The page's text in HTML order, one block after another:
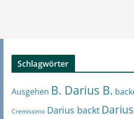
Schlagwörter
Ausgehen B. Darius B.
Cremissimo Darius backt